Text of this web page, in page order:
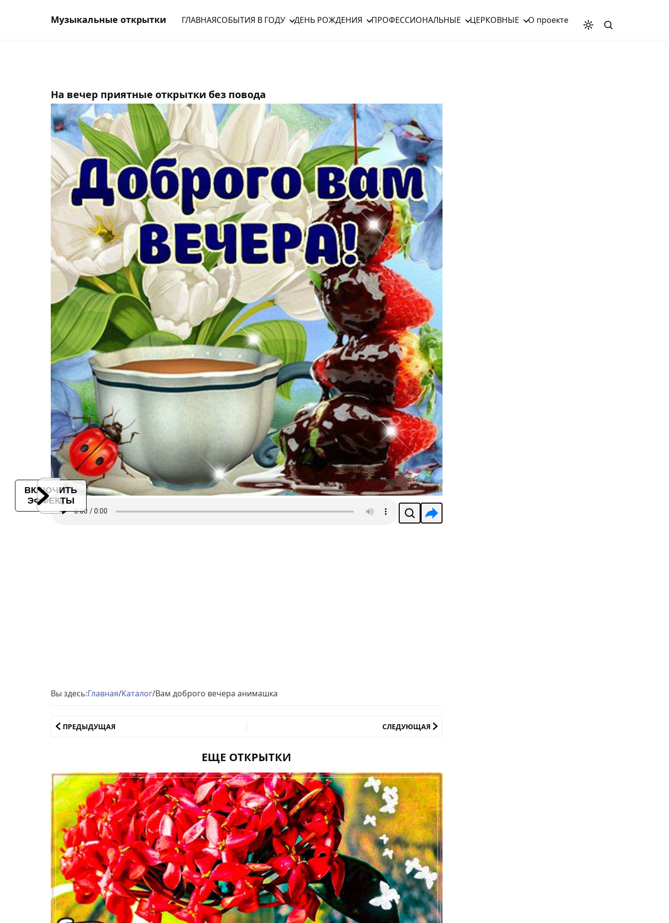
Музыкальные открытки ГЛАВНАЯСОБЫТИЯ В ГОДУ ДЕНЬ РОЖДЕНИЯ ПРОФЕССИОНАЛЬНЫЕ ЦЕРКОВНЫЕ О проекте
На вечер приятные открытки без повода
ВКЛЮЧИТЬ
ЭФФЕКТЫ
Вы здесь:Главная/Каталог/Вам доброго вечера анимашка
ПРЕДЫДУЩАЯ СЛЕДУЮЩАЯ
ЕЩЕ ОТКРЫТКИ